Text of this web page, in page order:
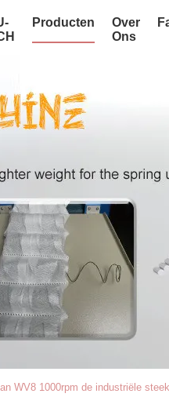
Producten
Over
Ons
WV8 1000rpm de industriële